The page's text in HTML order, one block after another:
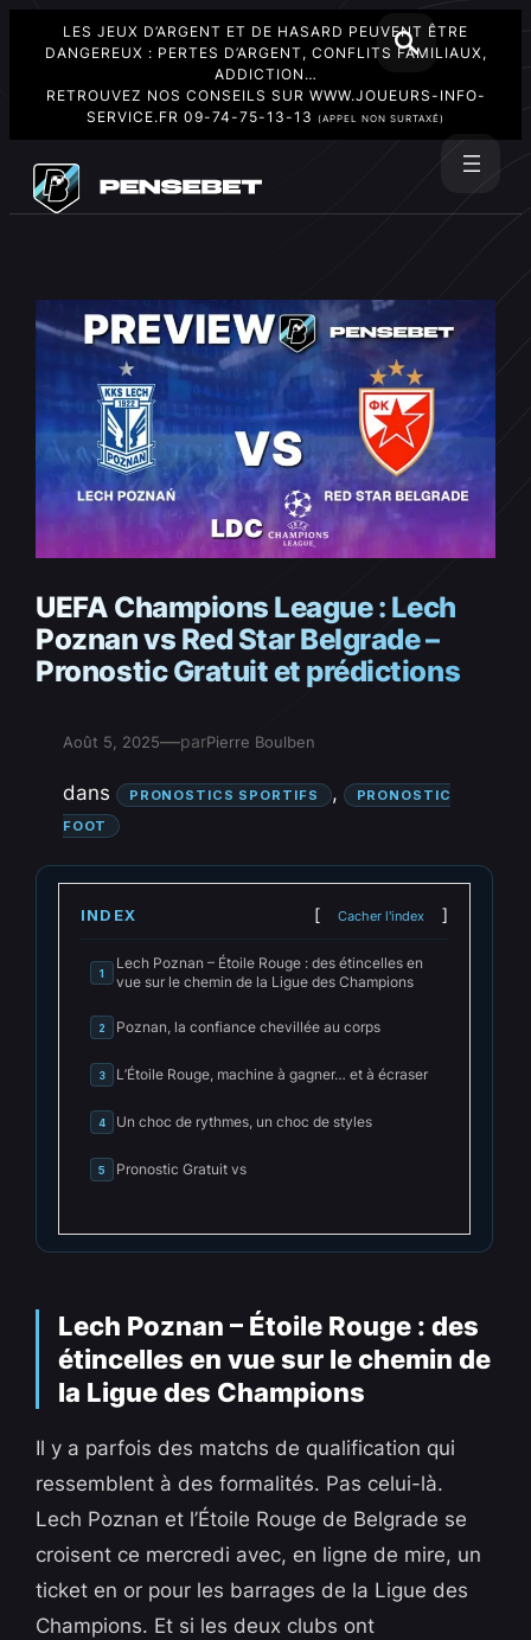
LES JEUX D’ARGENT ET DE HASARD PEUVENT ÊTRE
DANGEREUX : PERTES D’ARGENT, CONFLITS FAMILIAUX,
ADDICTION…
RETROUVEZ NOS CONSEILS SUR WWW.JOUEURS-INFO-
SERVICE.FR 09-74-75-13-13 (APPEL NON SURTAXÉ)
contenu
UEFA Champions League : Lech
Poznan vs Red Star Belgrade –
Pronostic Gratuit et prédictions
Août 5, 2025—parPierre Boulben
dans PRONOSTICS SPORTIFS ,
PRONOSTIC
FOOT
INDEX Cacher l'index
1
Lech Poznan – Étoile Rouge : des étincelles en
vue sur le chemin de la Ligue des Champions
2 Poznan, la confiance chevillée au corps
3 L’Étoile Rouge, machine à gagner… et à écraser
4 Un choc de rythmes, un choc de styles
5 Pronostic Gratuit vs
Lech Poznan – Étoile Rouge : des
étincelles en vue sur le chemin de
la Ligue des Champions
Il y a parfois des matchs de qualification qui
ressemblent à des formalités. Pas celui-là.
Lech Poznan et l’Étoile Rouge de Belgrade se
croisent ce mercredi avec, en ligne de mire, un
ticket en or pour les barrages de la Ligue des
Champions. Et si les deux clubs ont